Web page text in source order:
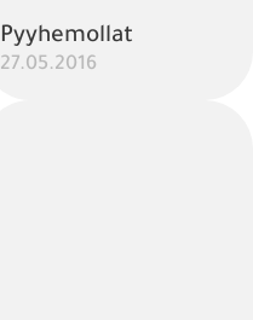
Pyyhemollat
27.05.2016